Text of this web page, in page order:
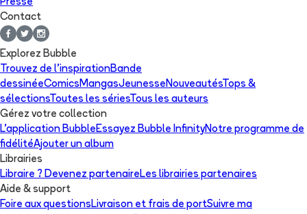
Presse
Contact
Explorez Bubble
Trouvez de l'inspirationBande
dessinéeComicsMangasJeunesseNouveautésTops &
sélectionsToutes les sériesTous les auteurs
Gérez votre collection
L'application BubbleEssayez Bubble InfinityNotre programme de
fidélitéAjouter un album
Librairies
Libraire ? Devenez partenaireLes librairies partenaires
Aide & support
Foire aux questionsLivraison et frais de portSuivre ma